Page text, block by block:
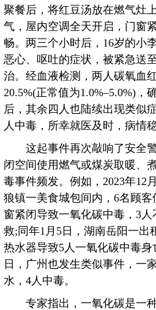
聚餐后，将红豆汤放在燃气灶
气，屋内空调全天开启，门窗
畅。两三个小时后，16岁的小
恶心、呕吐的症状，被紧急送
治。经血液检测，两人碳氧血
20.5%(正常值为1.0%–5.0%)，
后，其余四人也陆续出现类似
人中毒，所幸就医及时，病情稳
这起事件再次敲响了安全警
闭空间使用燃气或煤炭取暖、
毒事件频发。例如，2023年12
狼镇一美食城包间内，6名顾
窗紧闭导致一氧化碳中毒，3
救;同年1月5日，湖南岳阳一出
热水器导致5人一氧化碳中毒身
日，广州也发生类似事件，一
水，4人中毒。
专家指出，一氧化碳是一种